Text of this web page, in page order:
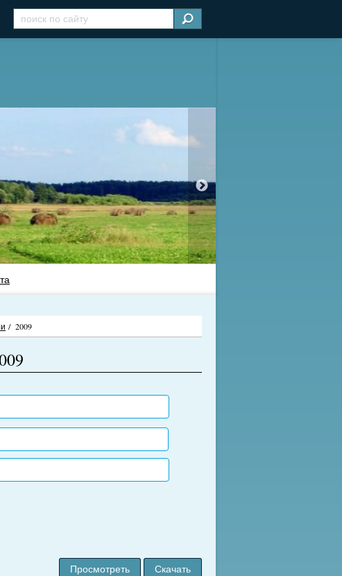
/ 2009
Просмотреть
Скачать